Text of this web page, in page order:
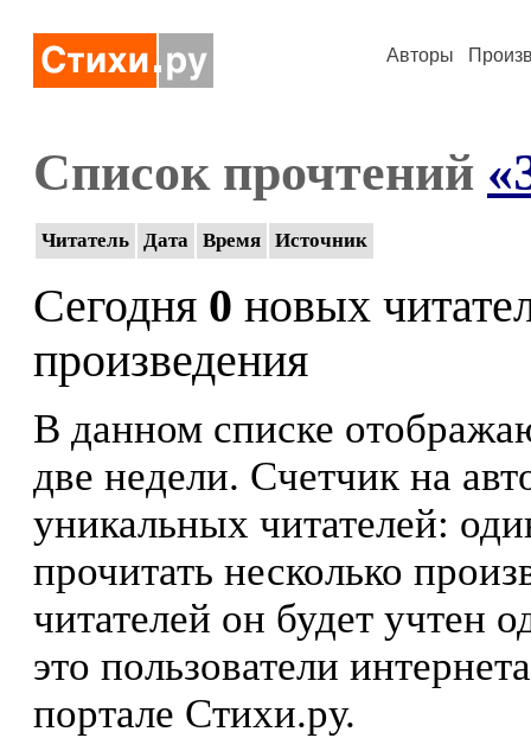
Авторы
Список прочтений
Читатель Дата Время Источник
Сегодня 0 новых
произведения
В данном списке
две недели. Счетчик на
уникальных читателей:
прочитать несколько
читателей он будет учтен
это пользователи
портале Стихи.ру.